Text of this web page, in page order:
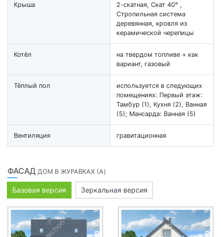
Крыша
2-скатная, Скат 40° ,
Стропильная система
деревянная, кровля из
керамической черепицы
Котёл
на твердом топливе + как
вариант, газовый
Тёплый пол
используется в следующих
помещениях: Первый этаж:
Тамбур (1), Кухня (2), Ванная
(5); Мансарда: Ванная (5)
Вентиляция гравитационная
ФАСАД ДОМ В ЖУРАВКАХ (A)
Базовая версия Зеркальная версия